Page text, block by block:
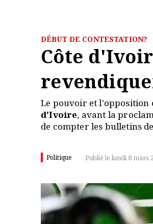
DÉBUT DE CONTESTATION?
Côte
Le pouvoir et l'opposition
d'Ivoire, avant la
de compter les bulletins
Politique Publié le lundi 8 mars